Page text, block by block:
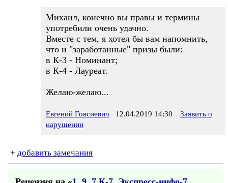
Михаил, конечно вы правы и термины
употребили очень удачно.
Вместе с тем, я хотел бы вам напомнить,
что и "заработанные" призы были:
в К-3 - Номинант;
в К-4 - Лауреат.
Желаю-желаю...
Евгений Говсиевич 12.04.2019 14:30
Заявить о
нарушении
+ добавить замечания